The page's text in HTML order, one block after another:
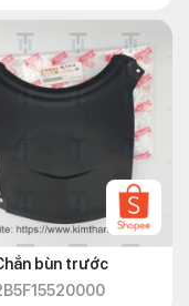
bùn trước